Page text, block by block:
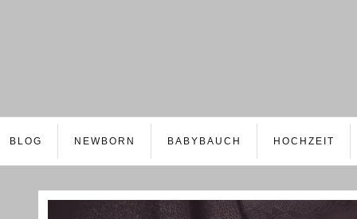
BLOG NEWBORN BABYBAUCH HOCHZEIT